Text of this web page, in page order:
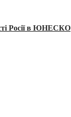
Росії в ЮНЕСКО